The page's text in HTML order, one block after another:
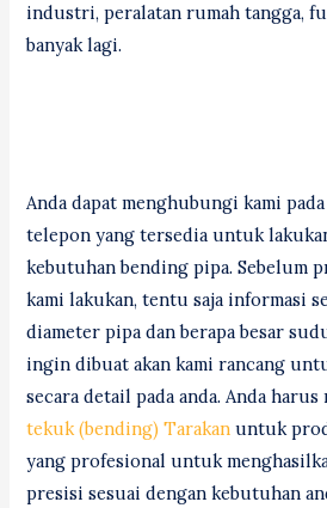
industri, peralatan rumah tangga,
banyak lagi.
Anda dapat menghubungi kami
telepon yang tersedia untuk
kebutuhan bending pipa. Sebelum
kami lakukan, tentu saja informasi
diameter pipa dan berapa besar
ingin dibuat akan kami rancang
secara detail pada anda. Anda
tekuk (bending) Tarakanuntuk
yang profesional untuk
presisi sesuai dengan kebutuhan